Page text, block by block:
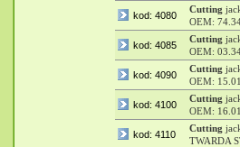
kod: 4080
Cutting
OEM:
kod: 4085
Cutting
OEM:
kod: 4090
Cutting
OEM:
kod: 4100
Cutting
OEM:
kod: 4110
Cutting
TWARDA